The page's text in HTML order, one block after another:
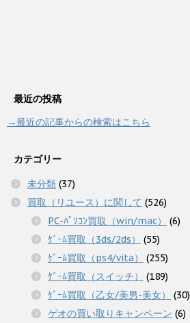
最近の投稿
→最近の記事からの検索はこちら
カテゴリー
未分類 (37)
買取（リユース）に関して (526)
PC-ﾊﾟｿｺﾝ買取（win/mac）
(6)
ｹﾞｰﾑ買取（3ds/2ds）
(55)
ｹﾞｰﾑ買取（ps4/vita）
(255)
ｹﾞｰﾑ買取（スイッチ）
(189)
ｹﾞｰﾑ買取（乙女/美男-美女）
(30)
ゲオの買い取りキャンペーン (6)